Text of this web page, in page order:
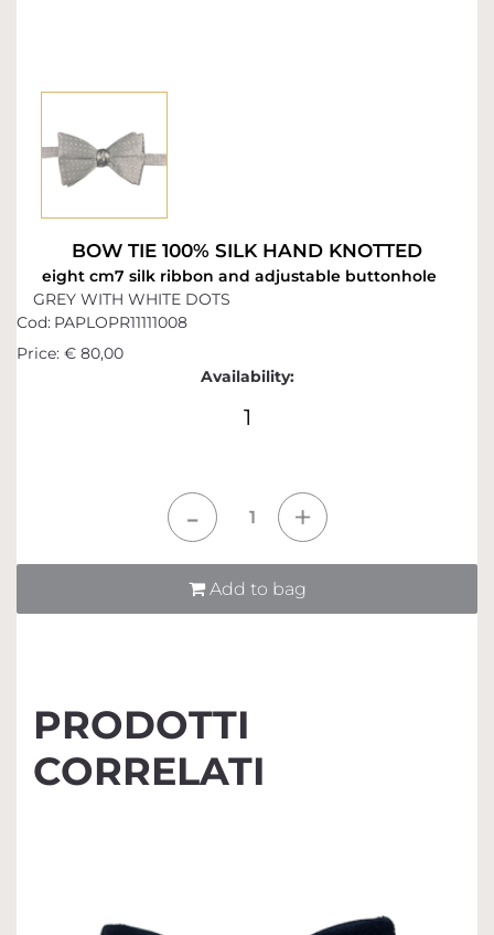
BOW TIE 100% SILK HAND KNOTTED
eight cm7 silk ribbon and adjustable buttonhole
GREY WITH WHITE DOTS
Cod: PAPLOPR11111008
Price: € 80,00
Availability:
1
Add to bag
PRODOTTI
CORRELATI